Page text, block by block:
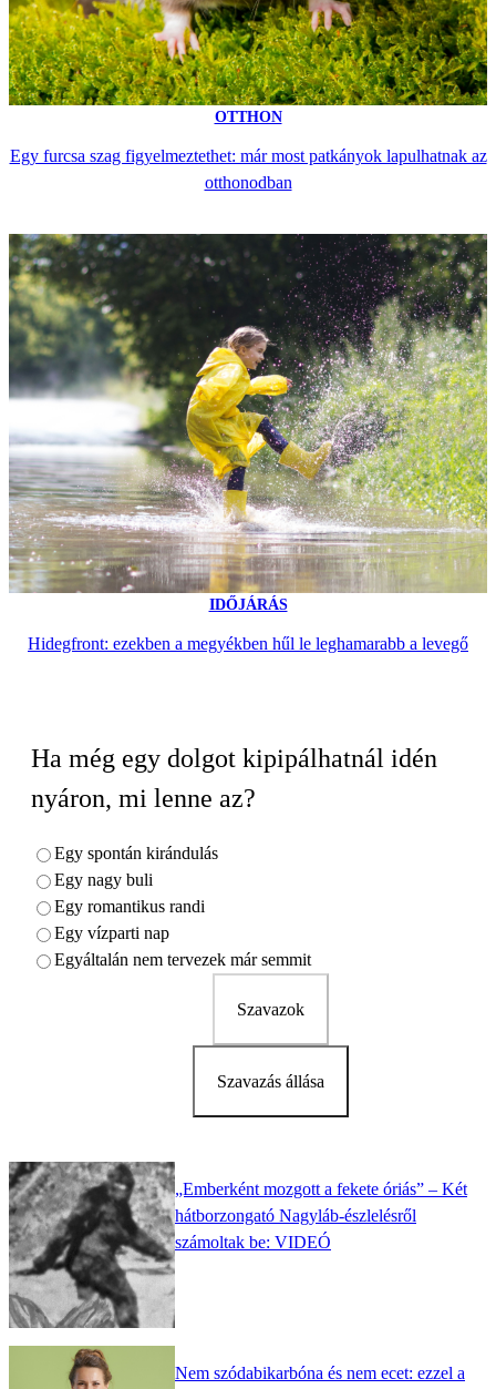
OTTHON
Egy furcsa szag figyelmeztethet: már most patkányok lapulhatnak az
otthonodban
IDŐJÁRÁS
Hidegfront: ezekben a megyékben hűl le leghamarabb a levegő
Ha még egy dolgot kipipálhatnál idén
nyáron, mi lenne az?
Egy spontán kirándulás
Egy nagy buli
Egy romantikus randi
Egy vízparti nap
Egyáltalán nem tervezek már semmit
Szavazok
Szavazás állása
„Emberként mozgott a fekete óriás” – Két
hátborzongató Nagyláb-észlelésről
számoltak be: VIDEÓ
Nem szódabikarbóna és nem ecet: ezzel a